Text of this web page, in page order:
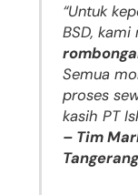
“Untuk
BSD,
Semua
proses
kasih PT
– Tim